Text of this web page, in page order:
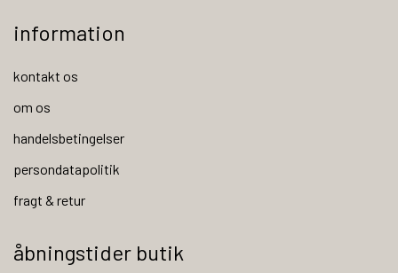
information
kontakt os
om os
handelsbetingelser
persondatapolitik
fragt & retur
åbningstider butik